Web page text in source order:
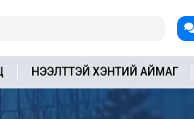
НЭЭЛТТЭЙ ХЭНТИЙ АЙМАГ